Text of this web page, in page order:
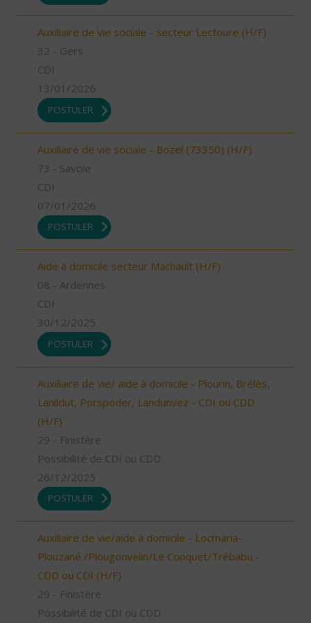
Auxiliaire de vie sociale - secteur Lectoure (H/F)
32 - Gers
CDI
13/01/2026
POSTULER
Auxiliaire de vie sociale - Bozel (73350) (H/F)
73 - Savoie
CDI
07/01/2026
POSTULER
Aide à domicile secteur Machault (H/F)
08 - Ardennes
CDI
30/12/2025
POSTULER
Auxiliaire de vie/ aide à domicile - Plourin, Brélès,
Lanildut, Porspoder, Landunvez - CDI ou CDD
(H/F)
29 - Finistère
Possibilité de CDI ou CDD
26/12/2025
POSTULER
Auxiliaire de vie/aide à domicile - Locmaria-
Plouzané /Plougonvelin/Le Conquet/Trébabu -
CDD ou CDI (H/F)
29 - Finistère
Possibilité de CDI ou CDD